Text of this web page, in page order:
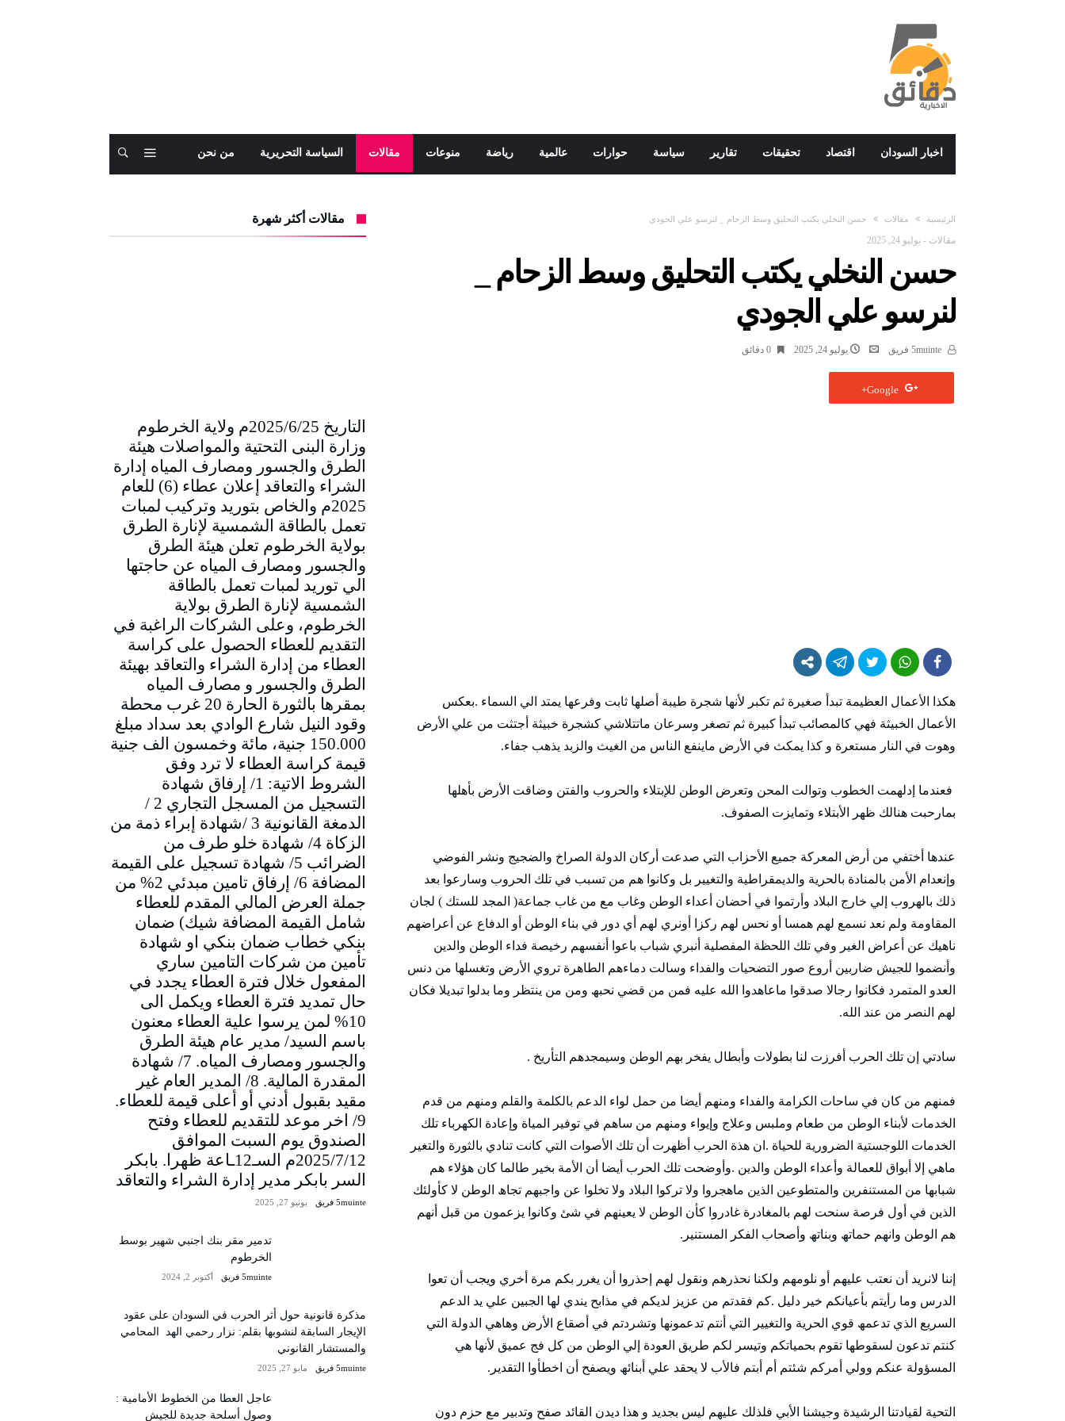
اخبار السودان اقتصاد تحقيقات تقارير سياسة حوارات عالمية رياضة منوعات مقالات السياسة التحريرية من نحن
‫الرئيسية‬ مقالات حسن النخلي يكتب التحليق وسط الزحام _ لنرسو علي الجودي
مقالات - يوليو 24, 2025
حسن النخلي يكتب التحليق وسط الزحام _
لنرسو علي الجودي
يوليو 24, 2025 0 ‫دقائق‬
Google+
ھكذا الأعمال العظيمة تبدأ صغيرة ثم تكبر لأنھا شجرة طيبة أصلھا ثابت وفرعها يمتد الي السماء .بعكس
الأعمال الخبيثة فھي كالمصائب تبدأ كبيرة ثم تصغر وسرعان ماتتلاشي كشجرة خبيثة أجتثت من علي الأرض
وھوت في النار مستعرة و كذا يمكث في الأرض ماينفع الناس من الغيث والزبد يذھب جفاء.
فعندما إدلھمت الخطوب وتوالت المحن وتعرض الوطن للإبتلاء والحروب والفتن وضاقت الأرض بأھلھا
بمارحبت ھنالك ظھر الأبتلاء وتمايزت الصفوف.
عندھا أختفي من أرض المعركة جميع الأحزاب التي صدعت أركان الدولة الصراخ والضجيج ونشر الفوضي
وإنعدام الأمن بالمنادة بالحرية والديمقراطية والتغيير بل وكانوا ھم من تسبب في تلك الحروب وسارعوا بعد
ذلك بالھروب إلي خارج البلاد وأرتموا في أحضان أعداء الوطن وغاب مع من غاب جماعة( المجد للستك ) لجان
المقاومة ولم نعد نسمع لھم ھمسا أو نحس لھم ركزا أونري لھم أي دور في بناء الوطن أو الدفاع عن أعراضھم
ناھيك عن أعراض الغير وفي تلك اللحظة المفصلية أنبري شباب باعوا أنفسھم رخيصة فداء الوطن والدين
وأنضموا للجيش ضاربين أروع صور التضحيات والفداء وسالت دماءھم الطاھرة تروي الأرض وتغسلھا من دنس
العدو المتمرد فكانوا رجالا صدقوا ماعاھدوا الله عليه فمن من قضي نحبھ ومن من ينتظر وما بدلوا تبديلا فكان
لھم النصر من عند الله.
سادتي إن تلك الحرب أفرزت لنا بطولات وأبطال يفخر بھم الوطن وسيمجدھم التأريخ .
فمنھم من كان في ساحات الكرامة والفداء ومنھم أيضا من حمل لواء الدعم بالكلمة والقلم ومنھم من قدم
الخدمات لأبناء الوطن من طعام وملبس وعلاج وإيواء ومنھم من ساھم في توفير المياة وإعادة الكھرباء تلك
الخدمات اللوجستية الضرورية للحياة .ان ھذة الحرب أظھرت أن تلك الأصوات التي كانت تنادي بالثورة والتغير
ماھي إلا أبواق للعمالة وأعداء الوطن والدين .وأوضحت تلك الحرب أيضا أن الأمة بخير طالما كان ھؤلاء ھم
شبابھا من المستنفرين والمتطوعين الذين ماھجروا ولا تركوا البلاد ولا تخلوا عن واجبهم تجاھ الوطن لا كأولئك
الذين في أول فرصة سنحت لھم بالمغادرة غادروا كأن الوطن لا يعينھم في شئ وكانوا يزعمون من قبل أنھم
ھم الوطن وانھم حماتھ وبناتھ وأصحاب الفكر المستنير.
إننا لانريد أن نعتب عليھم أو نلومھم ولكنا نحذرھم ونقول لھم إحذروا أن يغرر بكم مرة أخري ويجب أن تعوا
الدرس وما رأيتم بأعيانكم خير دليل .كم فقدتم من عزيز لديكم في مذابح يندي لھا الجبين علي يد الدعم
السريع الذي تدعمھ قوي الحرية والتغيير التي أنتم تدعمونھا وتشردتم في أصقاع الأرض وھاھي الدولة التي
كنتم تدعون لسقوطھا تقوم بحمياتكم وتيسر لكم طريق العودة إلي الوطن من كل فج عميق لأنھا ھي
المسؤولة عنكم وولي أمركم شئتم أم أبتم فالأب لا يحقد علي أبنائھ ويصفح أن اخطأوا التقدير.
التحية لقيادتنا الرشيدة وجيشنا الأبي فلذلك عليھم ليس بجديد و ھذا ديدن القائد صفح وتدبير مع حزم دون
مقالات أكثر شهرة
التاريخ 2025/6/25م ولاية الخرطوم
وزارة البنى التحتية والمواصلات هيئة
الطرق والجسور ومصارف المياه إدارة
الشراء والتعاقد إعلان عطاء (6) للعام
2025م والخاص بتوريد وتركيب لمبات
تعمل بالطاقة الشمسية لإنارة الطرق
بولاية الخرطوم تعلن هيئة الطرق
والجسور ومصارف المياه عن حاجتها
الي توريد لمبات تعمل بالطاقة
الشمسية لإنارة الطرق بولاية
الخرطوم، وعلى الشركات الراغبة في
التقديم للعطاء الحصول على كراسة
العطاء من إدارة الشراء والتعاقد بهيئة
الطرق والجسور و مصارف المياه
بمقرها بالثورة الحارة 20 غرب محطة
وقود النيل شارع الوادي بعد سداد مبلغ
150.000 جنية، مائة وخمسون الف جنية
قيمة كراسة العطاء لا ترد وفق
الشروط الاتية: 1/ إرفاق شهادة
التسجيل من المسجل التجاري 2 /
الدمغة القانونية 3 /شهادة إبراء ذمة من
الزكاة 4/ شهادة خلو طرف من
الضرائب 5/ شهادة تسجيل على القيمة
المضافة 6/ إرفاق تامين مبدئي 2% من
جملة العرض المالي المقدم للعطاء
شامل القيمة المضافة شيك) ضمان
بنكي خطاب ضمان بنكي او شهادة
تأمين من شركات التامين ساري
المفعول خلال فترة العطاء يجدد في
حال تمديد فترة العطاء ويكمل الى
10% لمن يرسوا علية العطاء معنون
باسم السيد/ مدير عام هيئة الطرق
والجسور ومصارف المياه. 7/ شهادة
المقدرة المالية. 8/ المدير العام غير
مقيد بقبول أدني أو أعلى قيمة للعطاء.
9/ اخر موعد للتقديم للعطاء وفتح
الصندوق يوم السبت الموافق
2025/7/12م السـ12ـاعة ظهرا. بابكر
السر بابكر مدير إدارة الشراء والتعاقد
5muinte فريق يونيو 27, 2025
تدمير مقر بنك اجنبي شهير بوسط
الخرطوم
5muinte فريق أكتوبر 2, 2024
مذكرة قانونية حول أثر الحرب في السودان على عقود
الإيجار السابقة لنشوبها بقلم: نزار رحمي الهد المحامي
والمستشار القانوني
5muinte فريق مايو 27, 2025
عاجل العطا من الخطوط الأمامية :
وصول أسلحة جديدة للجيش